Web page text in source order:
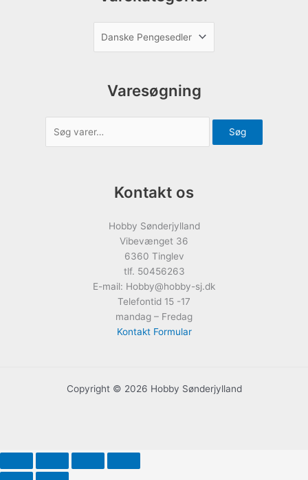
Varesøgning
Søg
Kontakt os
Hobby Sønderjylland
Vibevænget 36
6360 Tinglev
tlf. 50456263
E-mail: Hobby@hobby-sj.dk
Telefontid 15 -17
mandag – Fredag
Kontakt Formular
Copyright © 2026 Hobby Sønderjylland